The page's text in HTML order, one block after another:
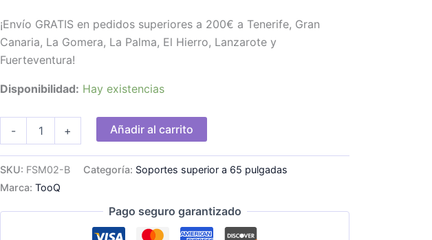
¡Envío GRATIS en pedidos superiores a 200€ a Tenerife, Gran
Canaria, La Gomera, La Palma, El Hierro, Lanzarote y
Fuerteventura!
Disponibilidad: Hay existencias
-
55"-100"
Ruedas
+ Añadir al carrito
SKU: FSM02-B Categoría: Soportes superior a 65 pulgadas
Marca:TooQ
Pago seguro garantizado